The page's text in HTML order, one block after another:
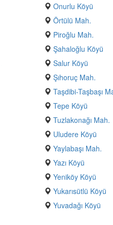
Onurlu Köyü
Örtülü Mah.
Piroğlu Mah.
Şahaloğlu Köyü
Salur Köyü
Şıhoruç Mah.
Taşdibi-Taşbaşı
Tepe Köyü
Tuzlakonağı Mah.
Uludere Köyü
Yaylabaşı Mah.
Yazı Köyü
Yeniköy Köyü
Yukarısütlü Köyü
Yuvadağı Köyü